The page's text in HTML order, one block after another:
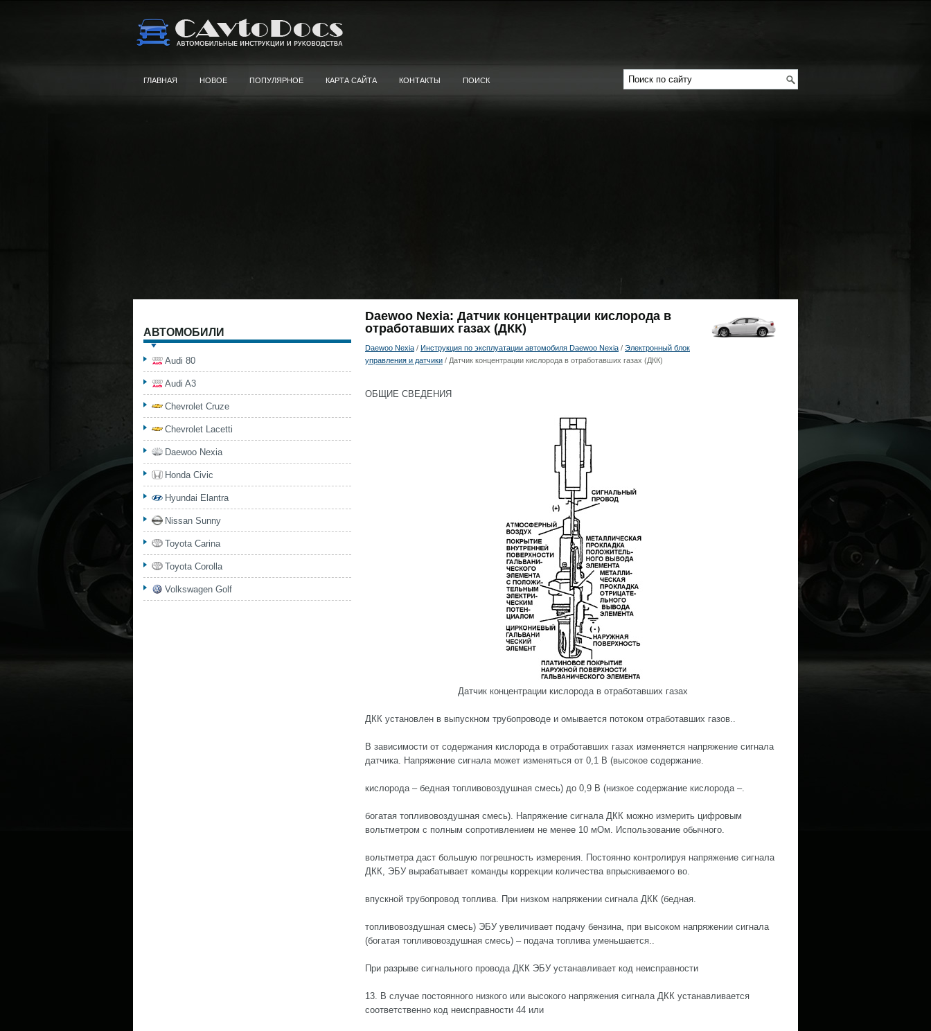
ГЛАВНАЯ НОВОЕ ПОПУЛЯРНОЕ КАРТА САЙТА КОНТАКТЫ ПОИСК
Daewoo Nexia: Датчик концентрации кислорода в
отработавших газах (ДКК)
Daewoo Nexia / Инструкция по эксплуатации автомобиля Daewoo Nexia / Электронный блок
управления и датчики / Датчик концентрации кислорода в отработавших газах (ДКК)
ОБЩИЕ СВЕДЕНИЯ
Датчик концентрации кислорода в отработавших газах
ДКК установлен в выпускном трубопроводе и омывается потоком отработавших газов..
В зависимости от содержания кислорода в отработавших газах изменяется напряжение сигнала
датчика. Напряжение сигнала может изменяться от 0,1 В (высокое содержание.
кислорода – бедная топливовоздушная смесь) до 0,9 В (низкое содержание кислорода –.
богатая топливовоздушная смесь). Напряжение сигнала ДКК можно измерить цифровым
вольтметром с полным сопротивлением не менее 10 мОм. Использование обычного.
вольтметра даст большую погрешность измерения. Постоянно контролируя напряжение сигнала
ДКК, ЭБУ вырабатывает команды коррекции количества впрыскиваемого во.
впускной трубопровод топлива. При низком напряжении сигнала ДКК (бедная.
топливовоздушная смесь) ЭБУ увеличивает подачу бензина, при высоком напряжении сигнала
(богатая топливовоздушная смесь) – подача топлива уменьшается..
При разрыве сигнального провода ДКК ЭБУ устанавливает код неисправности
13. В случае постоянного низкого или высокого напряжения сигнала ДКК устанавливается
соответственно код неисправности 44 или
АВТОМОБИЛИ
Audi 80
Audi A3
Chevrolet Cruze
Chevrolet Lacetti
Daewoo Nexia
Honda Civic
Hyundai Elantra
Nissan Sunny
Toyota Carina
Toyota Corolla
Volkswagen Golf